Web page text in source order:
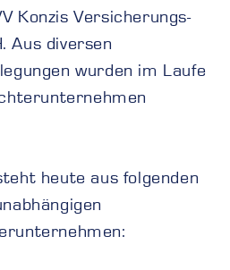
Konzis Versicherungs-
Aus diversen
wurden im Laufe
heute aus folgenden